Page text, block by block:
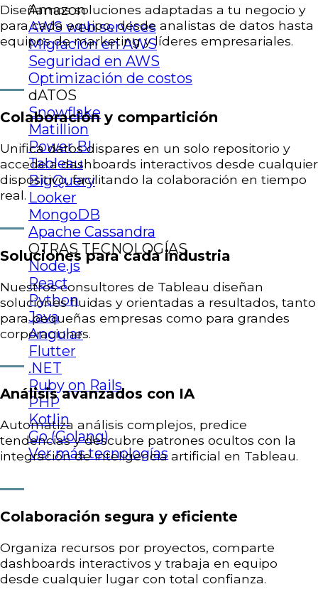
Amazon
AWS web services
Migración en AWS
Seguridad en AWS
Optimización de costos
dATOS
Snowflake
Matillion
Power BI
Tableau
BigQuery
Looker
MongoDB
Apache Cassandra
OTRAS TECNOLOGÍAS
Node.js
React
Python
Java
Angular
Flutter
.NET
Ruby on Rails
PHP
Kotlin
Go (Golang)
Ver más tecnologías
Diseñamos soluciones adaptadas a tu negocio y
para cada equipo, desde analistas de datos hasta
equipos de marketing y líderes empresariales.
Colaboración y compartición
Unifica datos dispares en un solo repositorio y
accede a dashboards interactivos desde cualquier
dispositivo, facilitando la colaboración en tiempo
real.
Soluciones para cada industria
Nuestros consultores de Tableau diseñan
soluciones fluidas y orientadas a resultados, tanto
para pequeñas empresas como para grandes
corporaciones.
Análisis avanzados con IA
Automatiza análisis complejos, predice
tendencias y descubre patrones ocultos con la
integración de inteligencia artificial en Tableau.
Colaboración segura y eficiente
Organiza recursos por proyectos, comparte
dashboards interactivos y trabaja en equipo
desde cualquier lugar con total confianza.